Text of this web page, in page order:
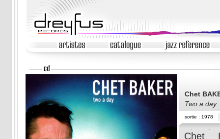
Chet
Two a day
sortie : 1978
Chet